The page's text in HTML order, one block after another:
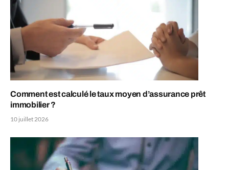
Comment est calculé le taux moyen d’assurance prêt
immobilier ?
10 juillet 2026